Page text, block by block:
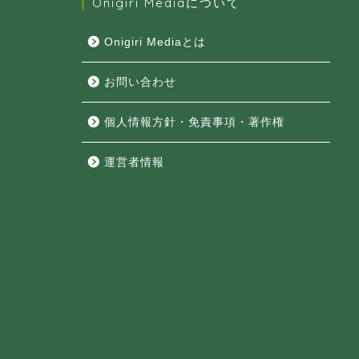
Onigiri Mediaについて
Onigiri Mediaとは
お問い合わせ
個人情報方針・免責事項・著作権
運営者情報